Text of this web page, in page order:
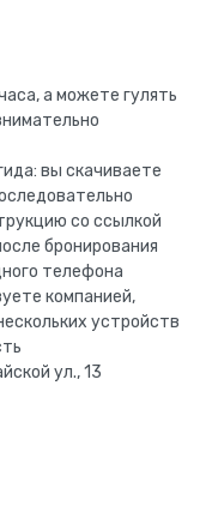
а можете гулять
вы скачиваете
со ссылкой
бронирования
телефона
компанией,
устройств
ул., 13